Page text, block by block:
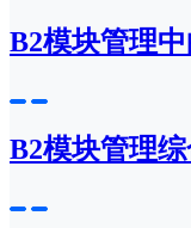
B2模块管理
B2模块管理